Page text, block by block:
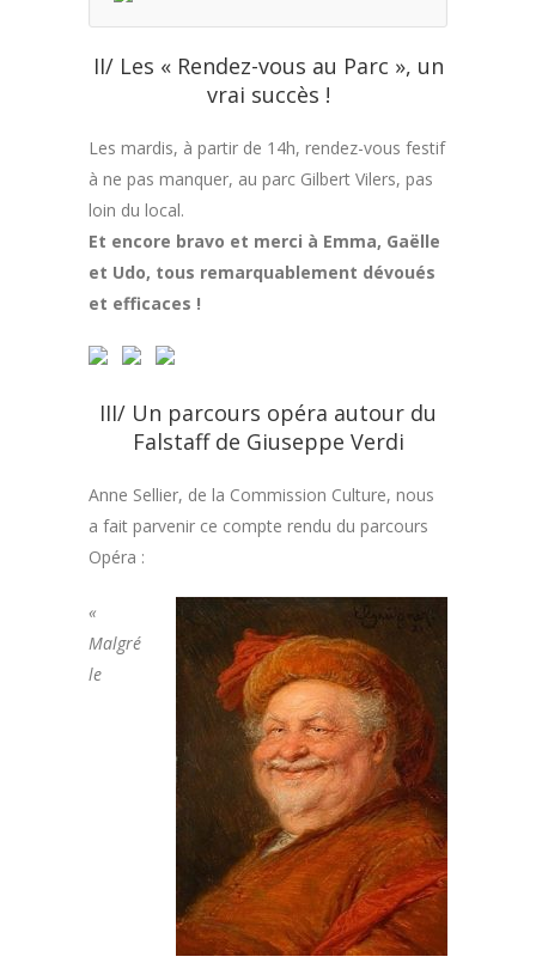
II/ Les « Rendez-vous au Parc », un
vrai succès !
Les mardis, à partir de 14h, rendez-vous festif
à ne pas manquer, au parc Gilbert Vilers, pas
loin du local.
Et encore bravo et merci à Emma, Gaëlle
et Udo, tous remarquablement dévoués
et efficaces !
III/ Un parcours opéra autour du
Falstaff de Giuseppe Verdi
Anne Sellier, de la Commission Culture, nous
a fait parvenir ce compte rendu du parcours
Opéra :
«
Malgré
le